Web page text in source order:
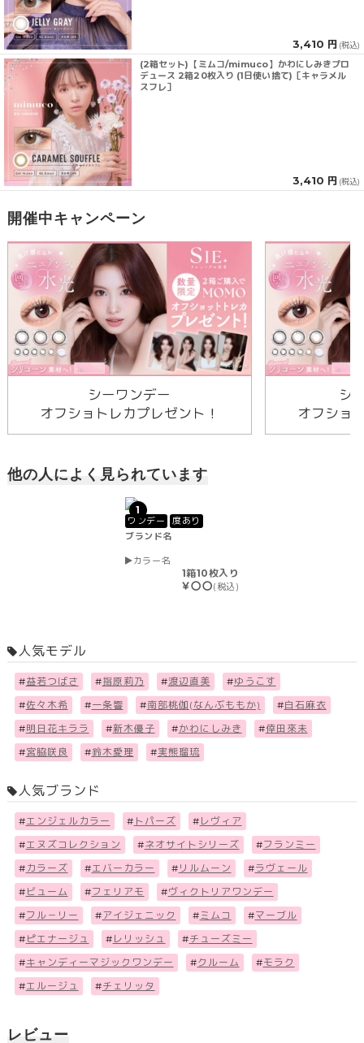
3,410 円 (税込)
(2箱セット)【ミムコ/mimuco】かわにしみきプロ
デュース 2箱20枚入り (1日使い捨て)［キャラメル
スフレ］
3,410 円 (税込)
開催中キャンペーン
シーワンデー
オフショトレカプレゼント！
シ
オフショ
他の人によく見られています
1
ワンデー
度あり
ブランド名
カラー名
1箱10枚入り
￥〇〇(税込)
人気モデル
#益若つばさ #指原莉乃 #渡辺直美 #ゆうこす
#佐々木希 #一条響 #南部桃伽(なんぶももか) #白石麻衣
#明日花キララ #新木優子 #かわにしみき #倖田來未
#宮脇咲良 #鈴木愛理 #実熊瑠琉
人気ブランド
#エンジェルカラー # トパーズ # レヴィア
#エヌズコレクション #ネオサイトシリーズ #フランミー
# カラーズ #エバーカラー # リルムーン #ラヴェール
# ビューム #フェリアモ #ヴィクトリアワンデー
#フル－リー #アイジェニック #ミムコ #マーブル
# ピエナージュ # レリッシュ #チューズミー
#キャンディーマジックワンデー #クルーム #モラク
#エルージュ #チェリッタ
レビュー